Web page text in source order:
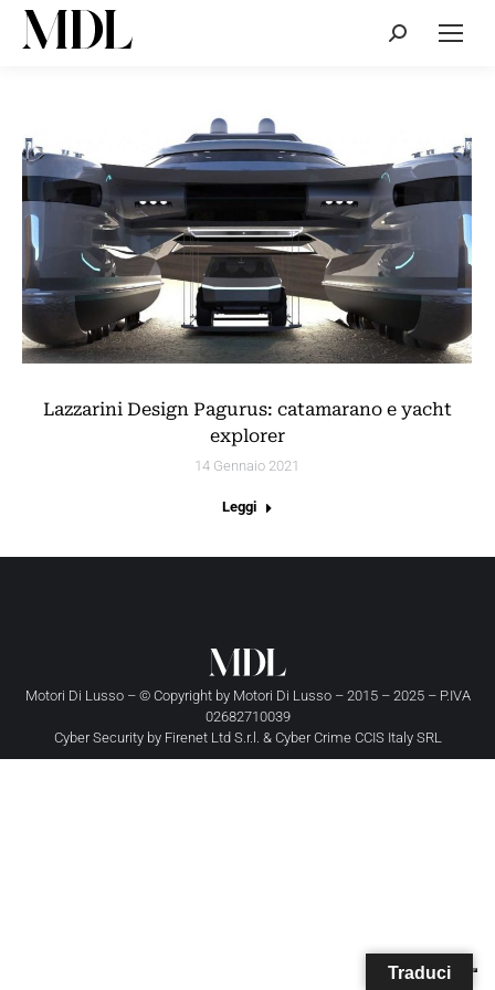
Cerca:
Lazzarini Design Pagurus: catamarano e yacht
explorer
14 Gennaio 2021
Leggi
Motori Di Lusso – © Copyright by Motori Di Lusso– 2015 – 2025 – P.IVA
02682710039
Cyber Security by Firenet Ltd S.r.l. & Cyber Crime CCIS Italy SRL
Traduci